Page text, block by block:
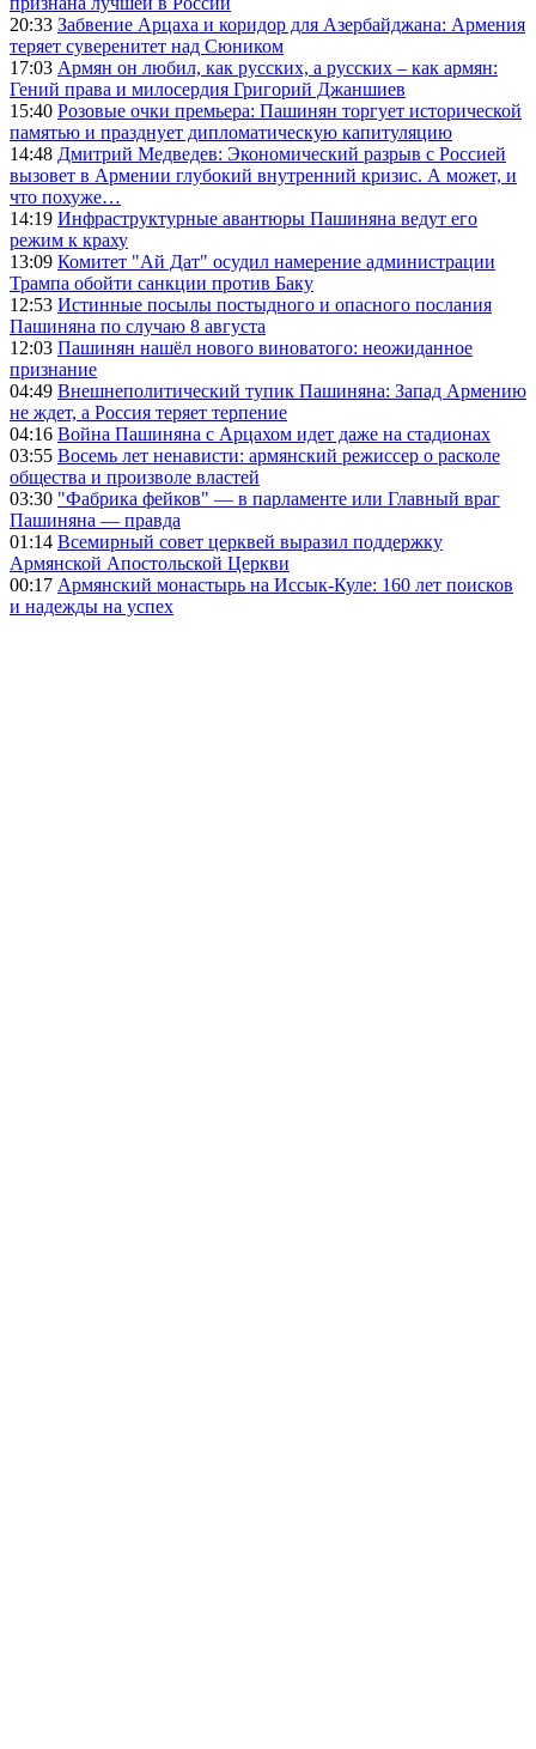
20:33 Забвение Арцаха и коридор для Азербайджана: Армения
теряет суверенитет над Сюником
17:03 Армян он любил, как русских, а русских – как армян:
Гений права и милосердия Григорий Джаншиев
15:40 Розовые очки премьера: Пашинян торгует исторической
памятью и празднует дипломатическую капитуляцию
14:48 Дмитрий Медведев: Экономический разрыв с Россией
вызовет в Армении глубокий внутренний кризис. А может, и
что похуже…
14:19 Инфраструктурные авантюры Пашиняна ведут его
режим к краху
13:09 Комитет "Ай Дат" осудил намерение администрации
Трампа обойти санкции против Баку
12:53 Истинные посылы постыдного и опасного послания
Пашиняна по случаю 8 августа
12:03 Пашинян нашёл нового виноватого: неожиданное
признание
04:49 Внешнеполитический тупик Пашиняна: Запад Армению
не ждет, а Россия теряет терпение
04:16 Война Пашиняна с Арцахом идет даже на стадионах
03:55 Восемь лет ненависти: армянский режиссер о расколе
общества и произволе властей
03:30 "Фабрика фейков" — в парламенте или Главный враг
Пашиняна — правда
01:14 Всемирный совет церквей выразил поддержку
Армянской Апостольской Церкви
00:17 Армянский монастырь на Иссык-Куле: 160 лет поисков
и надежды на успех